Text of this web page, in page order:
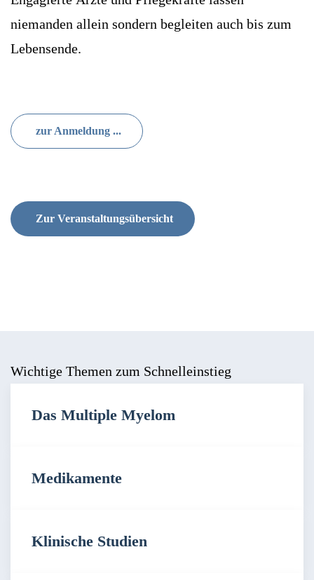
niemanden allein sondern begleiten auch bis zum
Lebensende.
zur Anmeldung ...
Zur Veranstaltungsübersicht
Wichtige Themen zum Schnelleinstieg
Das Multiple Myelom
Medikamente
Klinische Studien